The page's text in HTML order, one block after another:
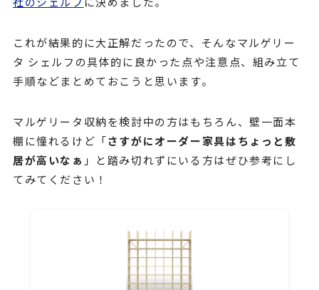
これが結果的に大正解だったので、そんなマルゲリー
タ シェルフの具体的に良かった点や注意点、組み立て
手順などまとめておこうと思います。
マルゲリータ収納を検討中の方はもちろん、壁一面本
棚に憧れるけど「さすがにオーダー家具はちょっと敷
居が高いなぁ 」と踏み切れずにいる方はぜひ参考にし
てみてください！